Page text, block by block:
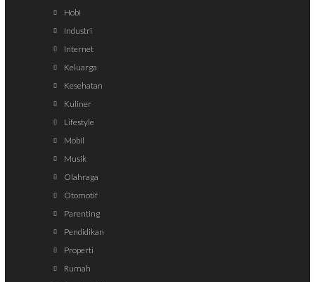
Hobi
Industri
Internet
Keluarga
Kesehatan
Kuliner
Lifestyle
Mobil
Musik
Olahraga
Otomotif
Parenting
Pendidikan
Properti
Rumah